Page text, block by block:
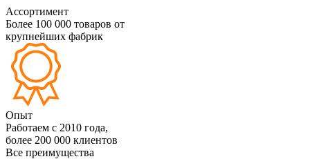
Ассортимент
Более 100 000 товаров от
крупнейших фабрик
Опыт
Работаем с 2010 года,
более 200 000 клиентов
Все преимущества